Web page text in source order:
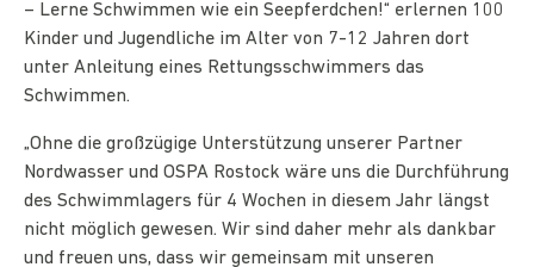
– Lerne Schwimmen wie ein Seepferdchen!“ erlernen 100
Kinder und Jugendliche im Alter von 7-12 Jahren dort
unter Anleitung eines Rettungsschwimmers das
Schwimmen.
„Ohne die großzügige Unterstützung unserer Partner
Nordwasser und OSPA Rostock wäre uns die Durchführung
des Schwimmlagers für 4 Wochen in diesem Jahr längst
nicht möglich gewesen. Wir sind daher mehr als dankbar
und freuen uns, dass wir gemeinsam mit unseren